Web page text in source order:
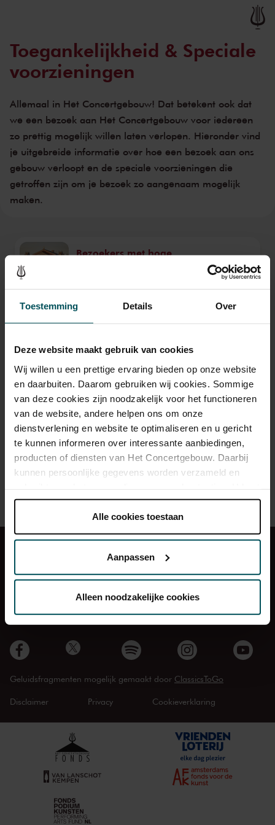
Toestemming Details Over
Deze website maakt gebruik van cookies
Wij willen u een prettige ervaring bieden op onze website
en daarbuiten. Daarom gebruiken wij cookies. Sommige
van deze cookies zijn noodzakelijk voor het functioneren
van de website, andere helpen ons om onze
dienstverlening en website te optimaliseren en u gericht
te kunnen informeren over interessante aanbiedingen,
producten of diensten van Het Concertgebouw. Daarbij
kunnen persoonlijke gegevens worden verzameld en
onder 'aanpassen' zelf welke cookies wij mogen
Lees onze cookieverklaring hier. Lees onze
Via decookieverklaringop onze website kunt u uw
kunnen ontvangen en verwerken.
Alle cookies toestaan
Aanpassen
Alleen noodzakelijke cookies
Toegankelijkheid & Speciale
voorzieningen
Allemaal in Het Concertgebouw! Dat betekent ook dat
we een bezoek aan Het Concertgebouw voor iedereen
zo prettig mogelijk willen laten verlopen. Hieronder vind
je uitgebreide informatie over hoe een bezoek aan ons
gebouw verloopt en de speciale voorzieningen die
getroffen zijn om je bezoek zo aangenaam mogelijk
maken.
Bezoekers met hoge
Minder mobiele bezoekers
Slechthorende bezoekers
Slechtziende en blinde bezoekers
Pers
Concertvrienden en Entrée
Vacatures
Contact
Geluidsfragmenten mogelijk gemaakt door ClassicsToGo
Disclaimer Privacy Cookieverklaring